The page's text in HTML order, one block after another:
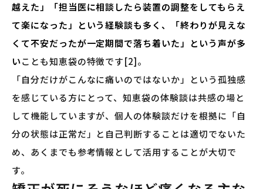
越えた」「担当医に相談したら装置の調整をしてもらえ
て楽になった」という経験談も多く、「終わりが見えな
くて不安だったが一定期間で落ち着いた」という声が多
いことも知恵袋の特徴です[2]。
「自分だけがこんなに痛いのではないか」という孤独感
を感じている方にとって、知恵袋の体験談は共感の場と
して機能していますが、個人の体験談だけを根拠に「自
分の状態は正常だ」と自己判断することは適切でないた
め、あくまでも参考情報として活用することが大切で
す。